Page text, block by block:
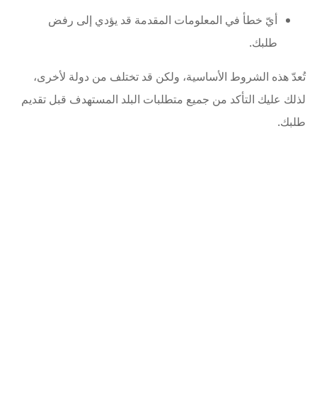
أيّ خطأ في المعلومات المقدمة قد يؤدي إلى رفض
طلبك.
تُعدّ هذه الشروط الأساسية، ولكن قد تختلف من دولة لأخرى،
لذلك عليك التأكد من جميع متطلبات البلد المستهدف قبل تقديم
طلبك.